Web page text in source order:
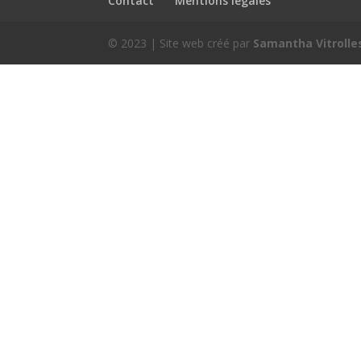
© 2023 | Site web créé par Samantha